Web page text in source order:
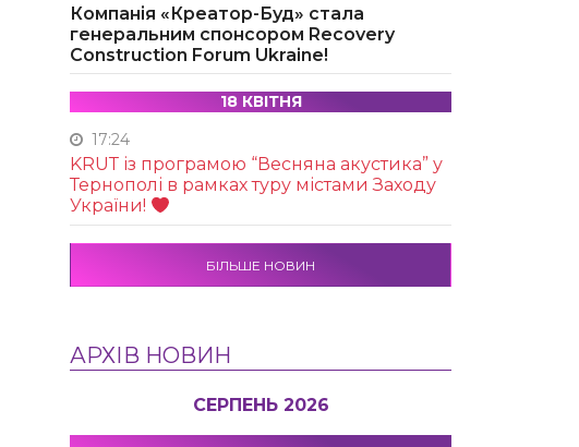
Компанія «Креатор-Буд» стала
генеральним спонсором Recovery
Construction Forum Ukraine!
18 КВІТНЯ
17:24
KRUТ із програмою “Весняна акустика” у
Тернополі в рамках туру містами Заходу
України!
БІЛЬШЕ НОВИН
АРХІВ НОВИН
СЕРПЕНЬ 2026